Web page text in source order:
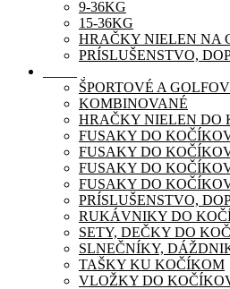
9-36KG
15-36KG
HRAČKY NIELEN NA
PRÍSLUŠENSTVO,
ŠPORTOVÉ A
KOMBINOVANÉ
HRAČKY NIELEN DO
FUSAKY DO
FUSAKY DO
FUSAKY DO
FUSAKY DO
PRÍSLUŠENSTVO,
RUKÁVNIKY DO
SETY, DEČKY DO
SLNEČNÍKY,
TAŠKY KU KOČÍKOM
VLOŽKY DO